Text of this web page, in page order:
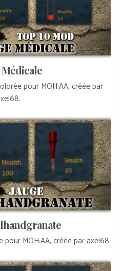
Médicale
pour MOH:AA, créée par
pour MOH:AA, créée par axel68.